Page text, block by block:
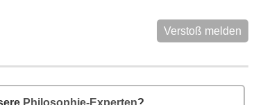
Verstoß melden
Philosophie-Experten?